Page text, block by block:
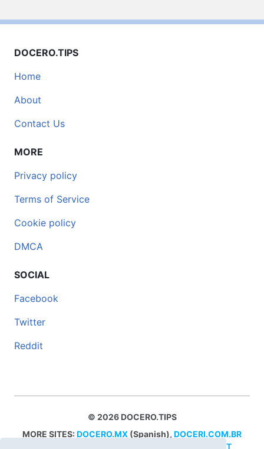
DOCERO.TIPS
Home
About
Contact Us
MORE
Privacy policy
Terms of Service
Cookie policy
DMCA
SOCIAL
Facebook
Twitter
Reddit
© 2026 DOCERO.TIPS
MORE SITES:DOCERO.MX (Spanish), DOCERI.COM.BR
DOCERO.NET